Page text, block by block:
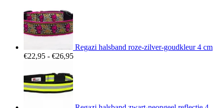
Regazi halsband roze-zilver-goudkleur 4 cm
€22,95 - €26,95Prijsklasse: